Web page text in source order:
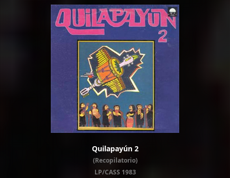
Quilapayún 2
(Recopilatorio)
LP/CASS 1983